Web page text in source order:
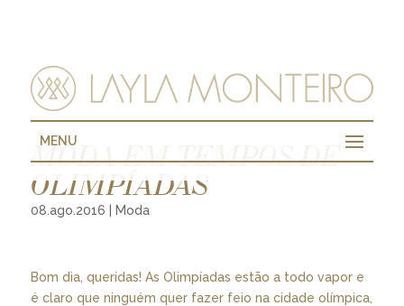
MENU
MODA EM TEMPOS DE
OLIMPÍADAS
08.ago.2016 Moda
Bom dia, queridas! As Olimpíadas estão a todo vapor e
é claro que ninguém quer fazer feio na cidade olímpica,